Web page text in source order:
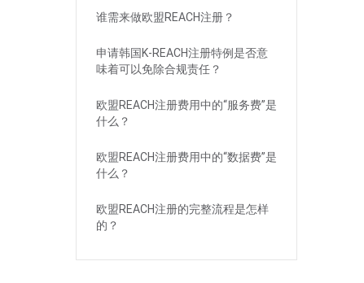
谁需来做欧盟REACH注册？
申请韩国K-REACH注册特例是否意
味着可以免除合规责任？
欧盟REACH注册费用中的“服务费”是
什么？
欧盟REACH注册费用中的“数据费”是
什么？
欧盟REACH注册的完整流程是怎样
的？